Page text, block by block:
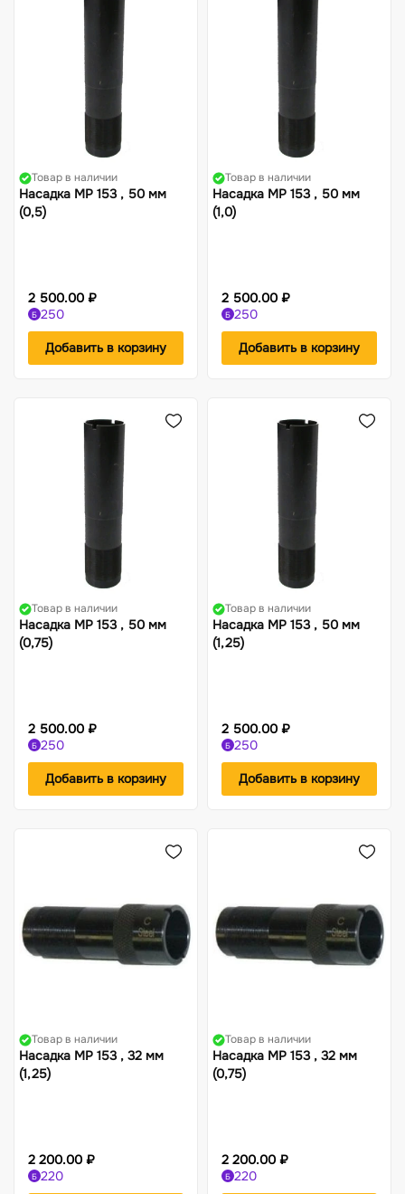
Костюмы-поплавки
Товар в наличии
Насадка МР 153 , 50 мм
(0,5)
2 500.00 ₽
Б 250
Добавить в корзину
Товар в наличии
Насадка МР 153 , 50 мм
(1,0)
2 500.00 ₽
Б 250
Добавить в корзину
Товар в наличии
Насадка МР 153 , 50 мм
(0,75)
2 500.00 ₽
Б 250
Добавить в корзину
Товар в наличии
Насадка МР 153 , 50 мм
(1,25)
2 500.00 ₽
Б 250
Добавить в корзину
Товар в наличии
Насадка МР 153 , 32 мм
(1,25)
2 200.00 ₽
Б 220
Товар в наличии
Насадка МР 153 , 32 мм
(0,75)
2 200.00 ₽
Б 220